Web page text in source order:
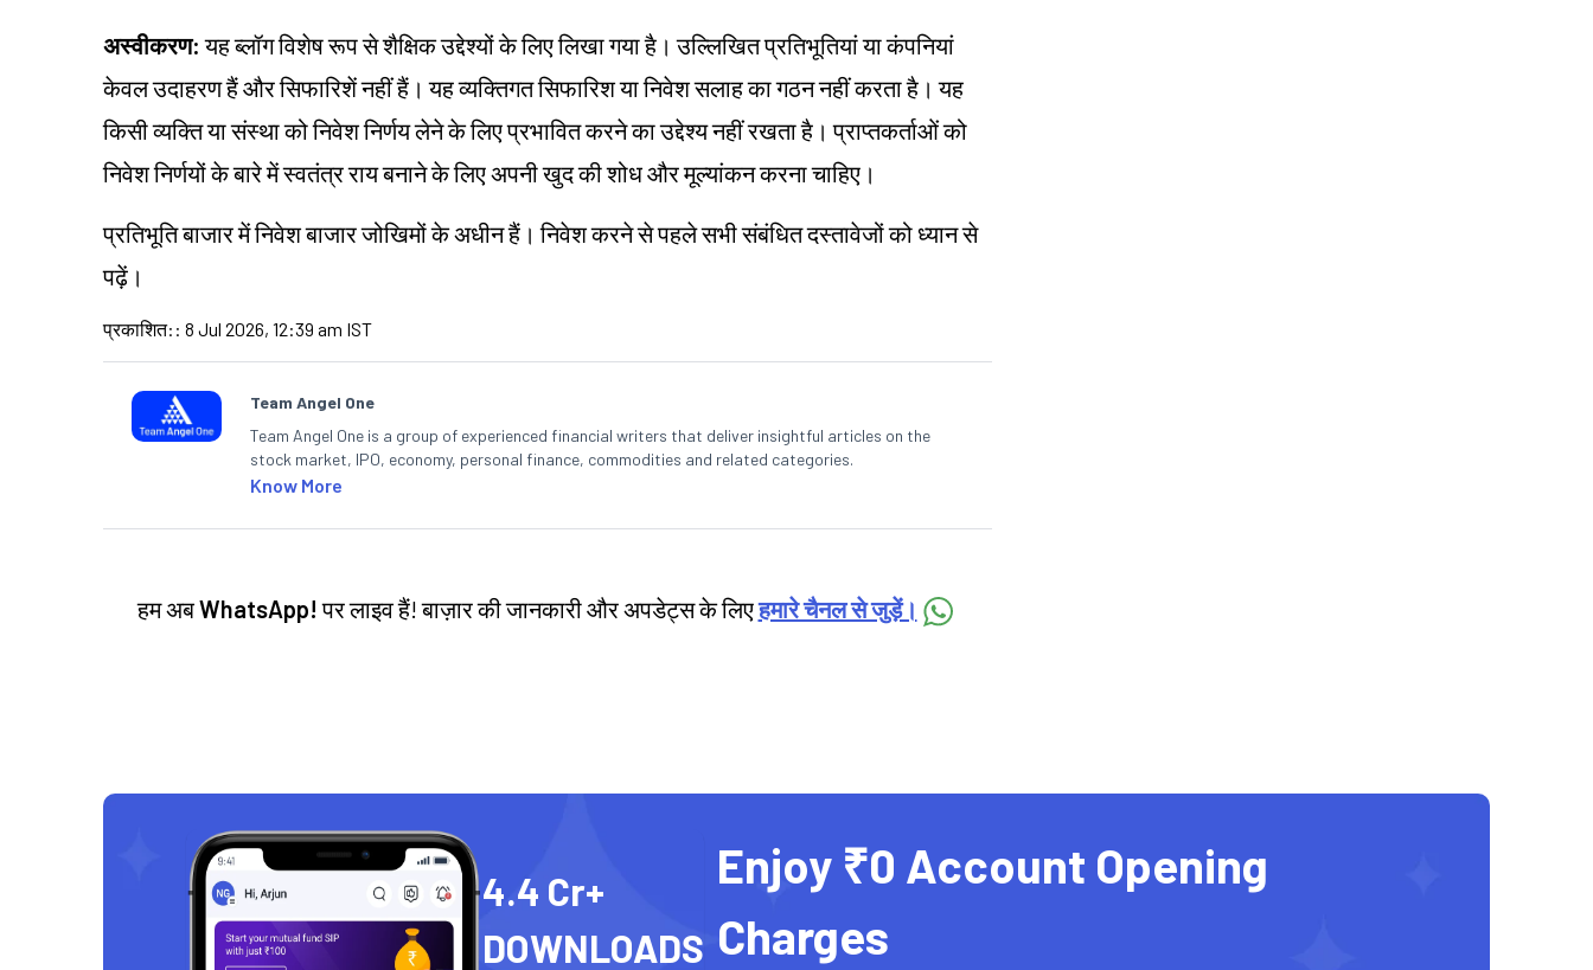
अस्वीकरण: यह ब्लॉग विशेष रूप से शैक्षिक उद्देश्यों के लिए लिखा गया है। उल्लिखित प्रतिभूतियां या कंपनियां
केवल उदाहरण हैं और सिफारिशें नहीं हैं। यह व्यक्तिगत सिफारिश या निवेश सलाह का गठन नहीं करता है। यह
किसी व्यक्ति या संस्था को निवेश निर्णय लेने के लिए प्रभावित करने का उद्देश्य नहीं रखता है। प्राप्तकर्ताओं को
निवेश निर्णयों के बारे में स्वतंत्र राय बनाने के लिए अपनी खुद की शोध और मूल्यांकन करना चाहिए।
प्रतिभूति बाजार में निवेश बाजार जोखिमों के अधीन हैं। निवेश करने से पहले सभी संबंधित दस्तावेजों को ध्यान से
पढ़ें।
प्रकाशित: : 8 Jul 2026, 12:39 am IST
Team Angel One
Team Angel One is a group of experienced financial writers that deliver insightful articles on the
stock market, IPO, economy, personal finance, commodities and related categories.
Know More
हम अबWhatsApp! पर लाइव हैं! बाज़ार की जानकारी और अपडेट्स के लिएहमारे चैनल से जुड़ें।
4.4 Cr+
DOWNLOADS
Enjoy ₹0 Account Opening
Charges